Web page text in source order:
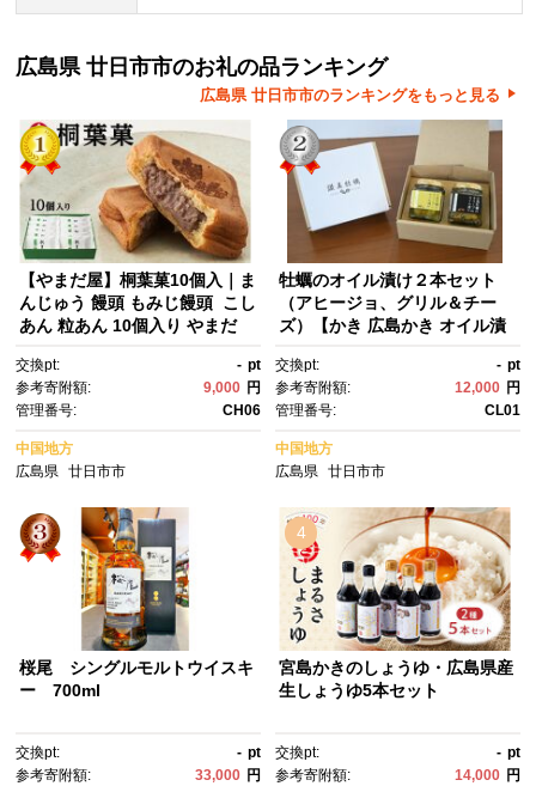
広島県 廿日市市のお礼の品ランキング
広島県 廿日市市のランキングをもっと見る
【やまだ屋】桐葉菓10個入｜ま
んじゅう 饅頭 もみじ饅頭 こし
あん 粒あん 10個入り やまだ
産 手土産 広島土産
交換pt: - pt
参考寄附額:
9,000 円
管理番号:
CH06
中国地方
広島県
廿日市市
牡蠣のオイル漬け２本セット
（アヒージョ、グリル＆チー
ズ）【かき 広島かき オイル漬
島 廿日市市】
交換pt: - pt
参考寄附額:
12,000 円
管理番号:
CL01
中国地方
広島県 廿日市市
桜尾 シングルモルトウイスキ
ー 700ml
交換pt: - pt
参考寄附額:
33,000 円
4
宮島かきのしょうゆ・広島県産
生しょうゆ5本セット
交換pt: - pt
参考寄附額:
14,000 円